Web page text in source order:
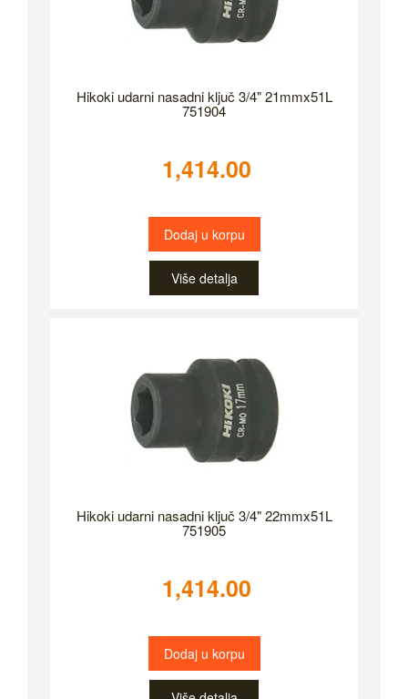
Hikoki udarni nasadni ključ 3/4" 21mmx51L
751904
1,414.00
Dodaj u korpu
Više detalja
Hikoki udarni nasadni ključ 3/4" 22mmx51L
751905
1,414.00
Dodaj u korpu